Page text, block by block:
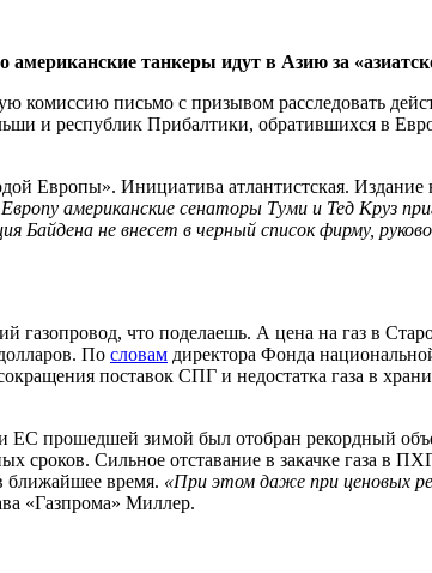
танкеры идут в Азию за
комиссию письмо с призывом расследовать
и республик Прибалтики, обратившихся в
Европы». Инициатива атлантистская. Издание
Европу американские сенаторы Туми и Тед
Байдена не внесет в черный список фирму,
газопровод, что поделаешь. А цена на газ в
По словам директора Фонда
поставок СПГ и недостатка газа в
ЕС прошедшей зимой был отобран рекордный
сроков. Сильное отставание в закачке газа в
ближайшее время. «При этом даже при ценовых
«Газпрома» Миллер.